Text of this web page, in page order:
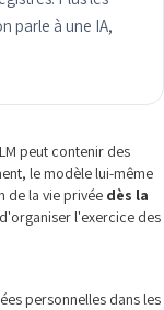
parle à une IA,
peut contenir des
le modèle lui-même
de la vie privée dès la
l'exercice des
personnelles dans les